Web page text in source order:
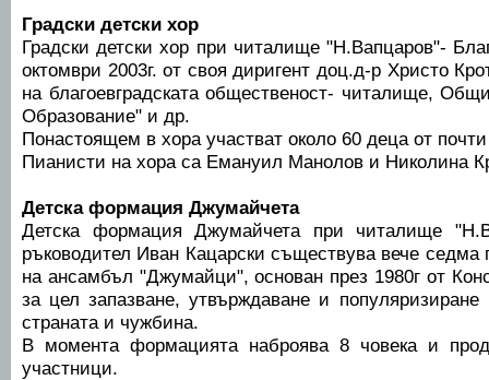
Градски детски хор
Градски детски хор при читалище "Н.Вапцаров"-
октомври 2003г. от своя диригент доц.д-р Христо
на благоевградската общественост- читалище,
Образование" и др.
Понастоящем в хора участват около 60 деца от
Пианисти на хора са Емануил Манолов и Николина
Детска формация Джумайчета
Детска формация Джумайчета при читалище
ръководител Иван Кацарски съществува вече седма
на ансамбъл "Джумайци", основан през 1980г от
за цел запазване, утвърждаване и
страната и чужбина.
В момента формацията наброява 8 човека и
участници.